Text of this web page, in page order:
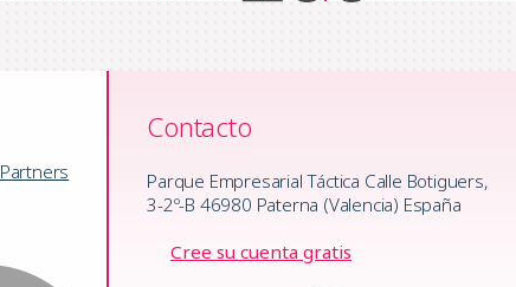
Partners
Contacto
Parque Empresarial Táctica Calle Botiguers,
3-2º-B 46980 Paterna (Valencia) España
Cree su cuenta gratis